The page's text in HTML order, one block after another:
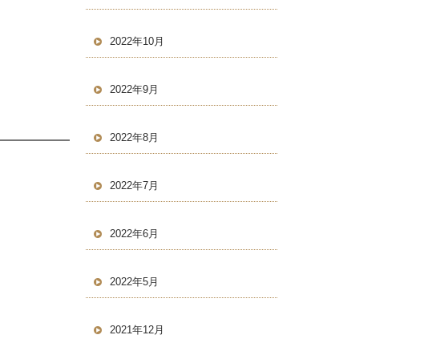
2022年10月
2022年9月
2022年8月
2022年7月
2022年6月
2022年5月
2021年12月